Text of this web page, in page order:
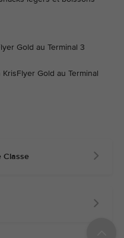
Gold au Terminal 3
Gold au Terminal
Classe